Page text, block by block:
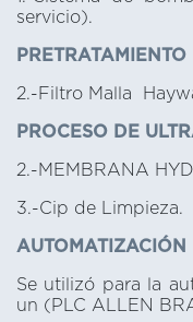
servicio).
PRETRATAMIENTO
2.-Filtro Malla
PROCESO DE
2.-MEMBRANA
3.-Cip de Limpieza.
AUTOMATIZACIÓN
Se utilizó para la
un (PLC ALLEN